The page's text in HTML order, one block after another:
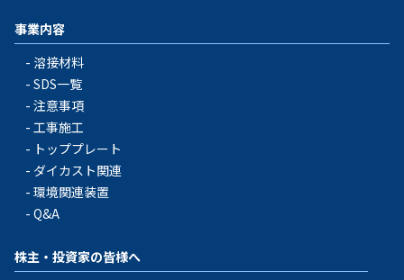
事業内容
溶接材料
SDS一覧
注意事項
工事施工
トッププレート
ダイカスト関連
環境関連装置
Q&A
株主・投資家の皆様へ